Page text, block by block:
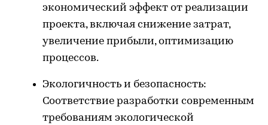
экономический эффект от реализации
проекта, включая снижение затрат,
увеличение прибыли, оптимизацию
процессов.
Экологичность и безопасность:
Соответствие разработки современным
требованиям экологической